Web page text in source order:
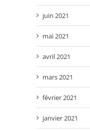
juin 2021
mai 2021
avril 2021
mars 2021
février 2021
janvier 2021